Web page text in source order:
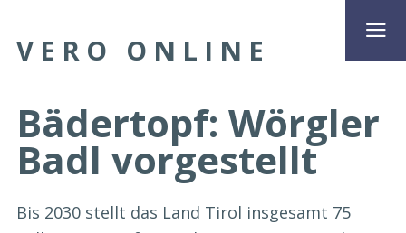
VERO ONLINE
Bädertopf: Wörgler
Badl vorgestellt
Bis 2030 stellt das Land Tirol insgesamt 75